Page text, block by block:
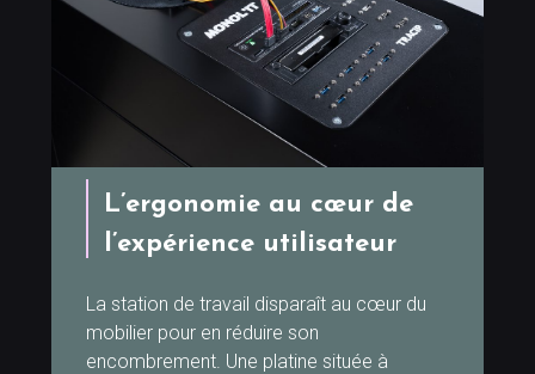
L’ergonomie au cœur de
l’expérience utilisateur
La station de travail disparaît au cœur du
mobilier pour en réduire son
encombrement. Une platine située à